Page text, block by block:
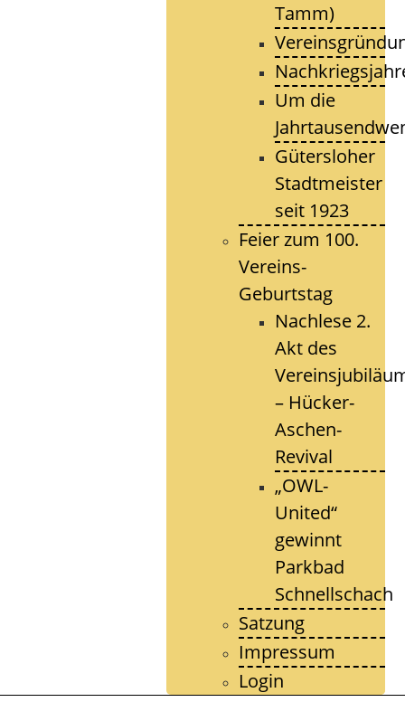
Tamm)
Um die
Gütersloher
Stadtmeister
seit 1923
Feier zum 100.
Vereins-
Geburtstag
Nachlese 2.
Akt des
– Hücker-
Aschen-
Revival
„OWL-
United“
gewinnt
Parkbad
Schnellschach
Satzung
Impressum
Login